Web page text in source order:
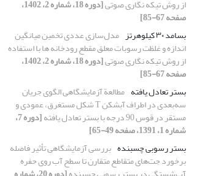
از روش تیکه نگاری صوتی [دوره 18، شماره 2، 1402،
صفحه 67-85]
بسامد ۳۰ کیلوهرتز
مدل‌سازی عددی تخمین میانگین
اندازه و غلظت رسوبات معلق مقطع رودخانه ها با استفاده
از روش تیکه نگاری صوتی [دوره 18، شماره 2، 1402،
صفحه 67-85]
بستر تعادل یافته مطالعة آزمایشگاهی الگوی جریان
سه‌بعدی در اطراف آبشکن T شکل مستغرق، عمودی و
مستقر در قوس 90 درجه با بستر تعادل یافته [دوره 7،
شماره 1، 1391، صفحه 49-65]
بستر رسوبی چسبنده بررسی آزمایشگاهی تأثیر فاصله
برخورد جت‌های متقاطع متقارن تا سطح آب روی حفره